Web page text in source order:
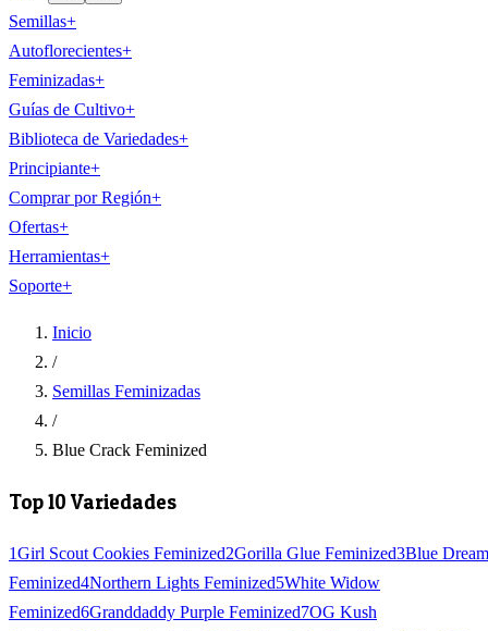
Semillas+
Autoflorecientes+
Feminizadas+
Guías de Cultivo+
Biblioteca de Variedades+
Principiante+
Comprar por Región+
Ofertas+
Herramientas+
Soporte+
Inicio
/
Semillas Feminizadas
/
Blue Crack Feminized
Top 10 Variedades
1Girl Scout Cookies Feminized2Gorilla Glue Feminized3Blue Dream
Feminized4Northern Lights Feminized5White Widow
Feminized6Granddaddy Purple Feminized7OG Kush